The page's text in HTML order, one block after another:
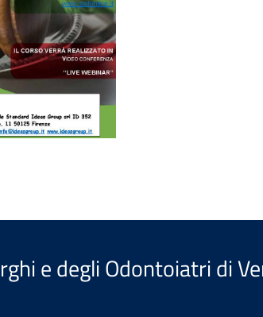
e degli Odontoiatri di